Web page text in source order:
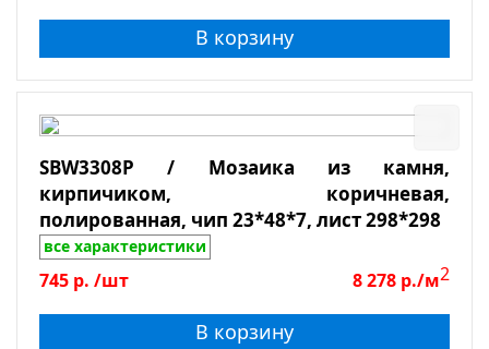
В корзину
SBW3308P / Мозаика из камня,
кирпичиком, коричневая,
полированная, чип 23*48*7, лист 298*298
все характеристики
745 р. /шт 8 278 р./м2
В корзину